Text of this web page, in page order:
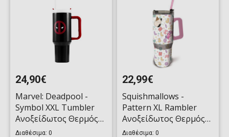
24,90€
Marvel: Deadpool -
Symbol XXL Tumbler
Ανοξείδωτος Θερμός
(1130ml)
Διαθέσιμα: 0
22,99€
Squishmallows -
Pattern XL Rambler
Ανοξείδωτος Θερμός
(940ml)
Διαθέσιμα: 0